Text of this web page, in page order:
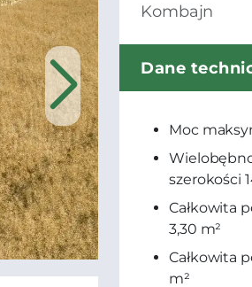
Kombajn
Dane
Moc
szerokości
Całkowita
3,30 m²
Całkowita
m²